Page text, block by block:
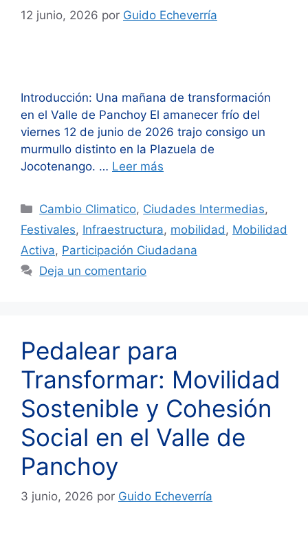
12 junio, 2026 por Guido Echeverría
Introducción: Una mañana de transformación
en el Valle de Panchoy El amanecer frío del
viernes 12 de junio de 2026 trajo consigo un
murmullo distinto en la Plazuela de
Jocotenango. … Leer más
Categorías
Cambio Climatico, Ciudades Intermedias,
Festivales, Infraestructura, mobilidad , Mobilidad
Activa, Participación Ciudadana
Deja un comentario
Pedalear para
Transformar: Movilidad
Sostenible y Cohesión
Social en el Valle de
Panchoy
3 junio, 2026 por Guido Echeverría